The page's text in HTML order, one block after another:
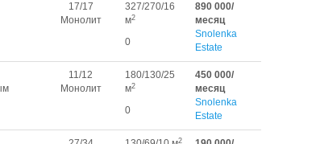
17/17
Монолит
327/270/16
м2
0
890 000/
месяц
Snolenka
Estate
11/12
Монолит
180/130/25
м2
0
450 000/
месяц
Snolenka
Estate
2